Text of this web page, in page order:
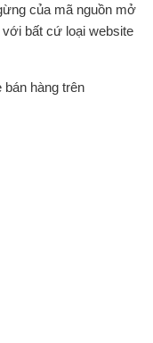
của mã nguồn mở
bất cứ loại website
hàng trên